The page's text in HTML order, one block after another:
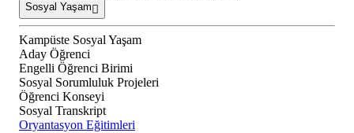
Sosyal Yaşam
Kampüste Sosyal Yaşam
Aday Öğrenci
Engelli Öğrenci Birimi
Sosyal Sorumluluk Projeleri
Öğrenci Konseyi
Sosyal Transkript
Oryantasyon Eğitimleri